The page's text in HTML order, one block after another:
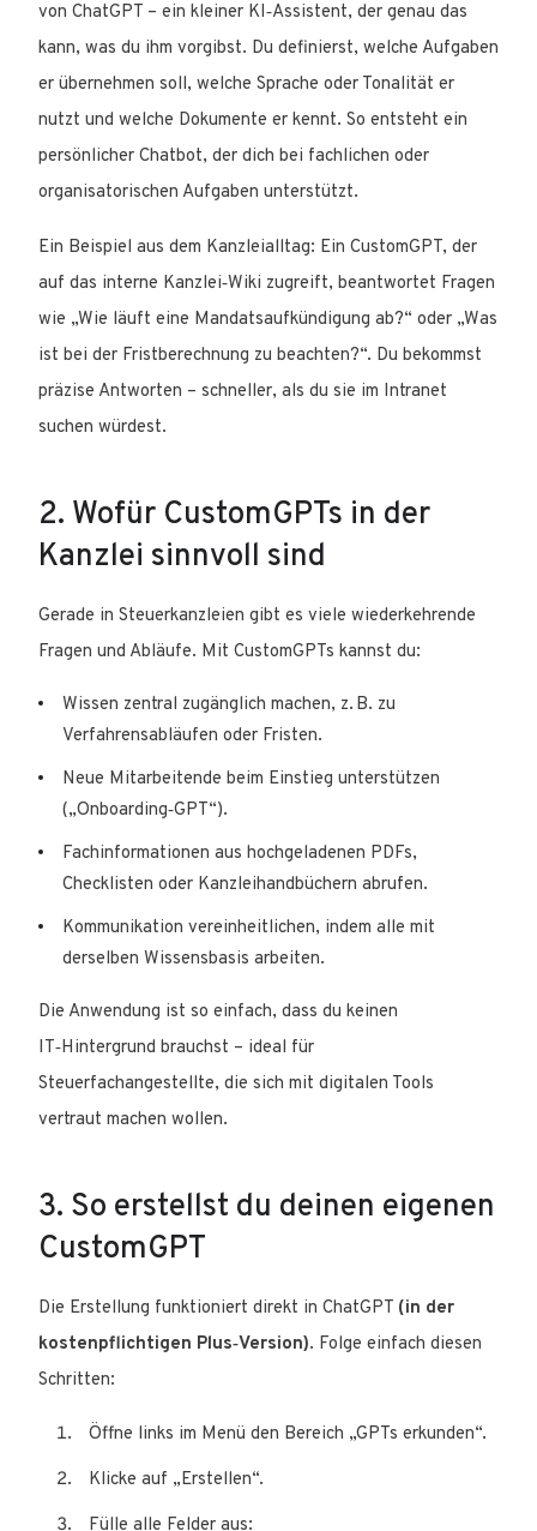
von ChatGPT – ein kleiner KI‑Assistent, der genau das
kann, was du ihm vorgibst. Du definierst, welche Aufgaben
er übernehmen soll, welche Sprache oder Tonalität er
nutzt und welche Dokumente er kennt. So entsteht ein
persönlicher Chatbot, der dich bei fachlichen oder
organisatorischen Aufgaben unterstützt.
Ein Beispiel aus dem Kanzleialltag: Ein CustomGPT, der
auf das interne Kanzlei‑Wiki zugreift, beantwortet Fragen
wie „Wie läuft eine Mandatsaufkündigung ab?“ oder „Was
ist bei der Fristberechnung zu beachten?“. Du bekommst
präzise Antworten – schneller, als du sie im Intranet
suchen würdest.
2. Wofür CustomGPTs in der
Kanzlei sinnvoll sind
Gerade in Steuerkanzleien gibt es viele wiederkehrende
Fragen und Abläufe. Mit CustomGPTs kannst du:
Wissen zentral zugänglich machen, z. B. zu
Verfahrensabläufen oder Fristen.
Neue Mitarbeitende beim Einstieg unterstützen
(„Onboarding‑GPT“).
Fachinformationen aus hochgeladenen PDFs,
Checklisten oder Kanzleihandbüchern abrufen.
Kommunikation vereinheitlichen, indem alle mit
derselben Wissensbasis arbeiten.
Die Anwendung ist so einfach, dass du keinen
IT‑Hintergrund brauchst – ideal für
Steuerfachangestellte, die sich mit digitalen Tools
vertraut machen wollen.
3. So erstellst du deinen eigenen
CustomGPT
Die Erstellung funktioniert direkt in ChatGPT (in der
kostenpflichtigen Plus‑Version). Folge einfach diesen
Schritten:
Öffne links im Menü den Bereich „GPTs erkunden“.
Klicke auf „Erstellen“.
Fülle alle Felder aus: